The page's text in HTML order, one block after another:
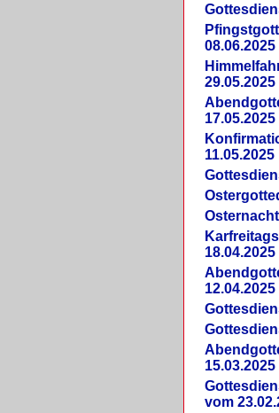
08.06.2025
29.05.2025
17.05.2025
11.05.2025
18.04.2025
12.04.2025
15.03.2025
vom